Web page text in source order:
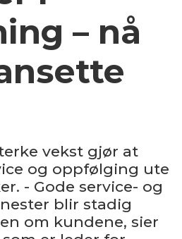
– nå
vekst gjør at
og oppfølging ute
- Gode service- og
blir stadig
om kundene, sier